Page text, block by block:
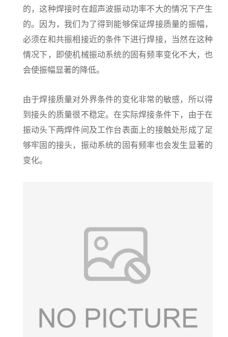
的，这种焊接时在超声波振动功率不大的情况下产生
的。因为，我们为了得到能够保证焊接质量的振幅，
必须在和共振相接近的条件下进行焊接，当然在这种
情况下，即使机械振动系统的固有频率变化不大，也
会使振幅显著的降低。
由于焊接质量对外界条件的变化非常的敏感，所以得
到接头的质量很不稳定。在实际焊接条件下，由于在
振动头下两焊件间及工作台表面上的接触处形成了足
够牢固的接头，振动系统的固有频率也会发生显著的
变化。